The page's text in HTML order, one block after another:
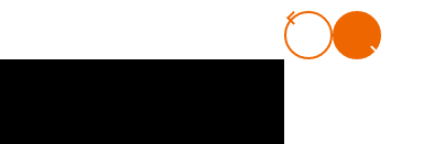
#共働き夫婦のセブンルール #共働